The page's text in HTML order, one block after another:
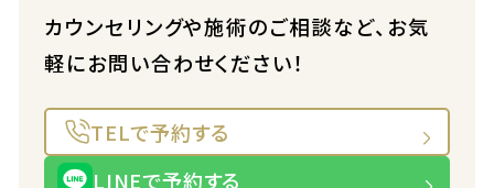
カウンセリングや施術のご相談など、お気
軽にお問い合わせください！
TELで予約する
LINEで予約する